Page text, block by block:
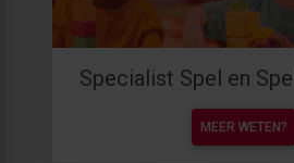
Specialist Spel en
MEER WETEN?